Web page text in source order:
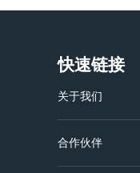
快速链接
关于我们
合作伙伴